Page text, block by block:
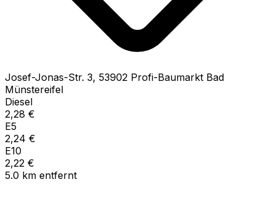
Josef-Jonas-Str. 3, 53902 Profi-Baumarkt Bad
Münstereifel
Diesel
2,28 €
E5
2,24 €
E10
2,22 €
5.0 km entfernt